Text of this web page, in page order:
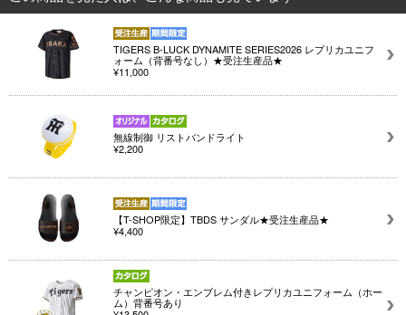
TIGERS B-LUCK DYNAMITE SERIES2026 レプリカユニフ
ォーム（背番号なし）★受注生産品★
¥11,000
無線制御 リストバンドライト
¥2,200
【T-SHOP限定】TBDS サンダル★受注生産品★
¥4,400
チャンピオン・エンブレム付きレプリカユニフォーム（ホー
ム）背番号あり